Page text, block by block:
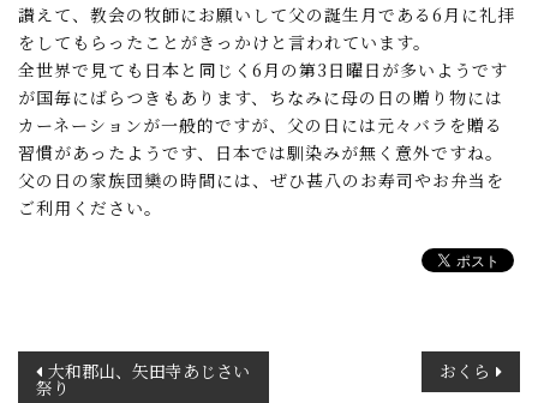
讃えて、教会の牧師にお願いして父の誕生月である6月に礼拝
をしてもらったことがきっかけと言われています。
全世界で見ても日本と同じく6月の第3日曜日が多いようです
が国毎にばらつきもあります、ちなみに母の日の贈り物には
カーネーションが一般的ですが、父の日には元々バラを贈る
習慣があったようです、日本では馴染みが無く意外ですね。
父の日の家族団欒の時間には、ぜひ甚八のお寿司やお弁当を
ご利用ください。
大和郡山、矢田寺あじさい
祭り
おくら